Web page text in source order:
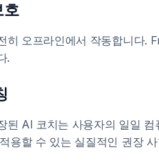
호
히 오프라인에서 작동합니다.
.
된 AI 코치는 사용자의 일일
용할 수 있는 실질적인 권장